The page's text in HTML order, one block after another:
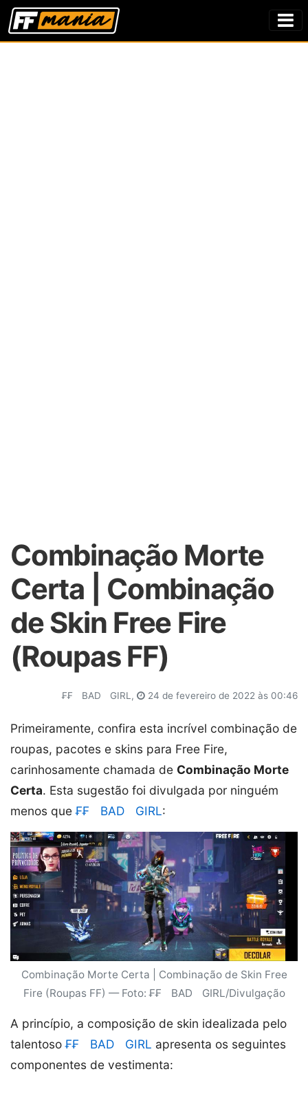
Combinação Morte
Certa | Combinação
de Skin Free Fire
(Roupas FF)
₣₣ﾠBADﾠGIRL, 24 de fevereiro de 2022 às 00:46
Primeiramente, confira esta incrível combinação de
roupas, pacotes e skins para Free Fire,
carinhosamente chamada de Combinação Morte
Certa. Esta sugestão foi divulgada por ninguém
menos que₣₣ﾠBADﾠGIRL:
Combinação Morte Certa | Combinação de Skin Free
Fire (Roupas FF) — Foto: ₣₣ﾠBADﾠGIRL/Divulgação
A princípio, a composição de skin idealizada pelo
talentoso₣₣ﾠBADﾠGIRL apresenta os seguintes
componentes de vestimenta: